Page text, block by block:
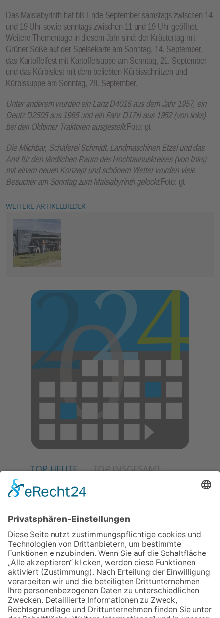
Das Maislabyrinth hat bis Ende September samstags zwischen 14
und 19 Uhr sowie sonntags zwischen 11 und 19 Uhr geöffnet.
Weitere Thementage in diesem Jahr sind: der Kräutertag mit
Grüner Soße auf der Speisekarte am Sonntag, 14. September,
das Kartoffelfest mit Kartoffelsuppe am Sonntag, 21. September
und das Kürbisfest mit dem beliebten Kürbisschnitzen und
Kürbissuppe am Sonntag, 28. September.
Unter anderem wurden ein Lanz D4016 aus dem Jahr 1957, ein
Deutz D2505 aus 1965 und ein Fahr D17N aus 1952 (von links)
bei den Oldtimer Traktoren ausgestellt.Foto: gt
Die Milchbar, Schäferei Schmidt, Landmaschinen Etzel und das
Amt für den ländlichen Raum des Hochtaunuskreises (von links)
mit einem neuen Konzept und schönem Wetter wurden viele
Besucher am Sonntag zum Maislabyrinth gelockt.Foto: gt
WEITERE ARTIKELBILDER
TOP HEUTE TOP INSGESAMT
02.07.2026
04.06.2026
Junge Musiker erringen Sieg
beim Mendelssohn-
Wettbewerb
23.07.2026
Partnerschaftsverein
Kronberg-Aberystwyth feiert
30-Jähriges
13.05.2026
GEWINNSPIEL
06.08.2026
„Die Globale Märchenstraße“:
Workshopreihe in der